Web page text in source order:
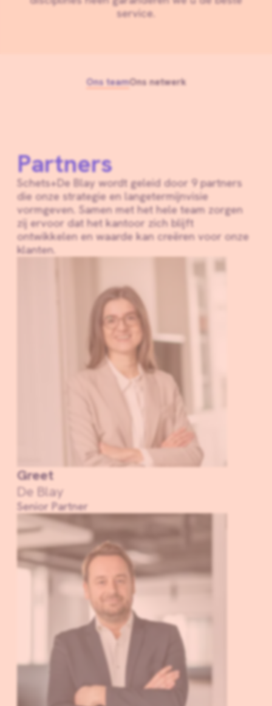
service.
Ons teamOns netwerk
Partners
Schets+De Blay wordt geleid door 9 partners
die onze strategie en langetermijnvisie
vormgeven. Samen met het hele team zorgen
zij ervoor dat het kantoor zich blijft
ontwikkelen en waarde kan creëren voor onze
klanten.
Greet
De Blay
Senior Partner